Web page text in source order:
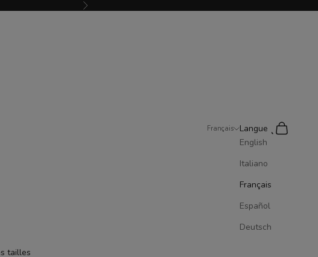
Suivant
tailles
Français
Langue
English
Italiano
Français
Español
Deutsch
Recherche
Panier